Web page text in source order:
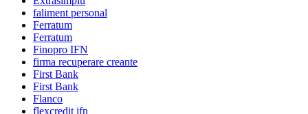
faliment personal
Ferratum
Ferratum
Finopro IFN
firma recuperare creante
First Bank
First Bank
Flanco
flexcredit ifn